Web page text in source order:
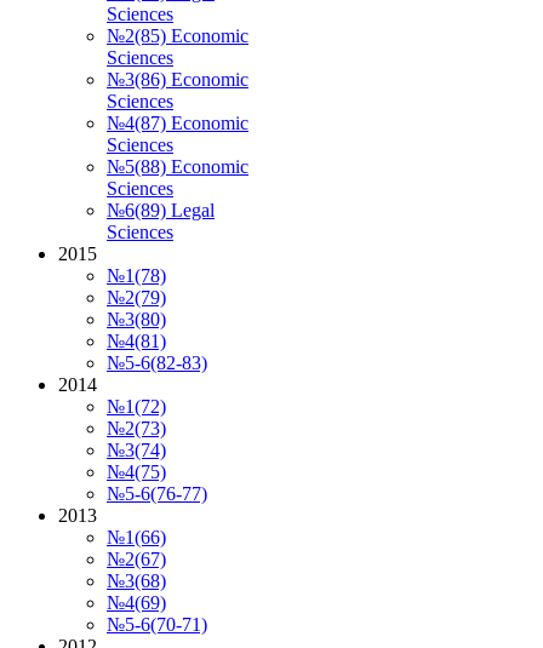
Sciences
№2(85) Economic
Sciences
№3(86) Economic
Sciences
№4(87) Economic
Sciences
№5(88) Economic
Sciences
№6(89) Legal
Sciences
2015
№1(78)
№2(79)
№3(80)
№4(81)
№5-6(82-83)
2014
№1(72)
№2(73)
№3(74)
№4(75)
№5-6(76-77)
2013
№1(66)
№2(67)
№3(68)
№4(69)
№5-6(70-71)